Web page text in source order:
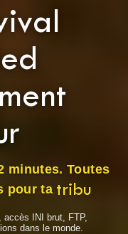
minutes. Toutes
pour ta tribu
INI brut, FTP,
dans le monde.